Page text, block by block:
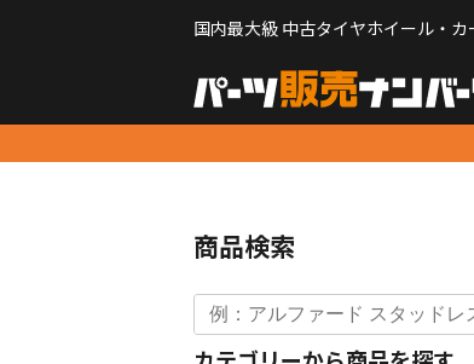
国内最大級 中古タイヤホイール・
商品検索